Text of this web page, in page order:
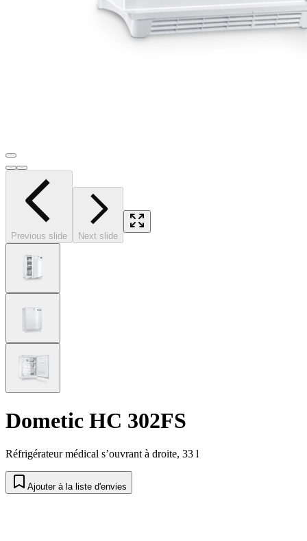
Previous slide Next slide
Dometic HC 302FS
Réfrigérateur médical s’ouvrant à droite, 33 l
Ajouter à la liste d'envies